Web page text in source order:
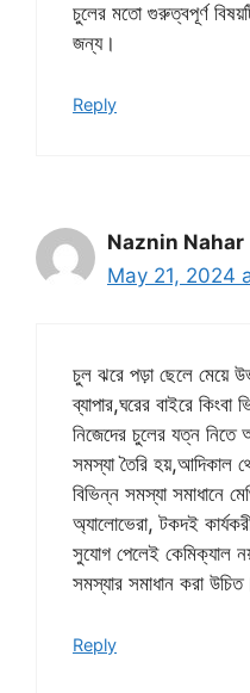
চুলের মতো গুরুত্বপূর্ণ
জন্য।
Reply
Naznin Nahar
May 21, 2024
চুল ঝরে পড়া ছেলে মেয়ে
ব্যাপার,ঘরের বাইরে
নিজেদের চুলের যত্ন নিতে
সমস্যা তৈরি হয়,আদিকাল
বিভিন্ন সমস্যা সমাধানে
অ্যালোভেরা, টকদই
সুযোগ পেলেই কেমিক্যাল
সমস্যার সমাধান করা
Reply